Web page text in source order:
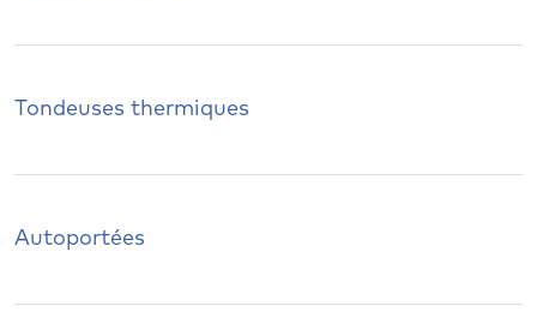
Tondeuses thermiques
Autoportées